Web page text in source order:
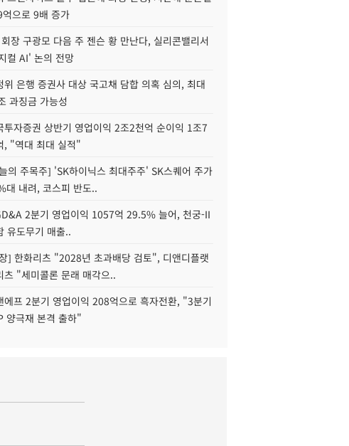
으로 9배 증가
장 구광모 다음 주 젠슨 황 만난다, 실리콘밸리서
컬 AI' 논의 전망
위 은행 증권사 대상 국고채 담합 의혹 심의, 최대
과징금 가능성
투자증권 상반기 영업이익 2조2천억 순이익 1조7
, "역대 최대 실적"
의 주목주] 'SK하이닉스 최대주주' SK스퀘어 주가
대 내려, 코스피 반도..
2분기 영업이익 1057억 29.5% 늘어, 천궁-II
유도무기 매출..
] 한화리츠 "2028년 초과배당 검토", 디앤디플랫
츠 "세미콜론 문래 매각으..
에프 2분기 영업이익 208억으로 흑자전환, "3분기
양극재 본격 출하"